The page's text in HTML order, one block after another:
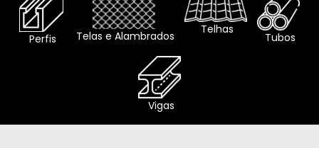
Perfis Telas e Alambrados
Telhas
Tubos
Vigas